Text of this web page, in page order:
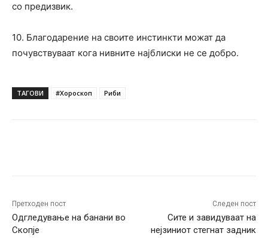
со предизвик.
10. Благодарение на своите инстинкти можат да
почувствуваат кога нивните најблиски не се добро.
ТАГОВИ #Хороскоп Риби
Претходен пост
Одгледување на банани во
Скопје
Следен пост
Сите и завидуваат на
нејзиниот стегнат задник